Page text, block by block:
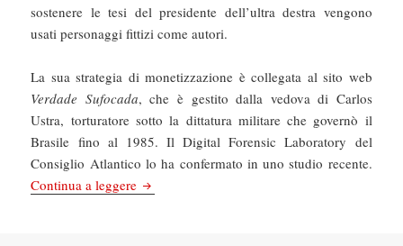
sostenere le tesi del presidente dell’ultra destra vengono
usati personaggi fittizi come autori.
La sua strategia di monetizzazione è collegata al sito web
Verdade Sufocada, che è gestito dalla vedova di Carlos
Ustra, torturatore sotto la dittatura militare che governò il
Brasile fino al 1985. Il Digital Forensic Laboratory del
Consiglio Atlantico lo ha confermato in uno studio recente.
Continua a leggere Il Manifesto: Coronavirus: troll, meme e bot,